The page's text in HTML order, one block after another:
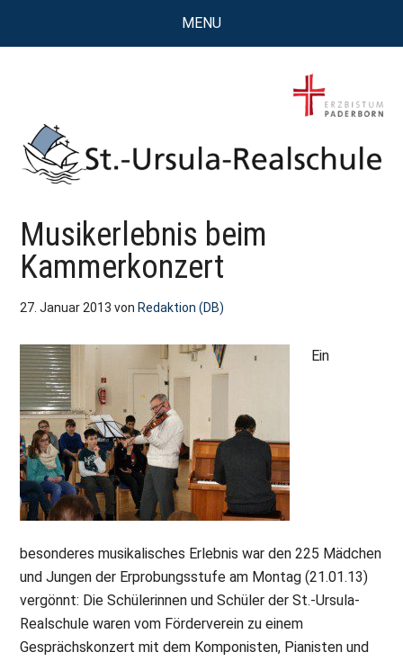
MENU
St.
Ursula
Realschule
Attendorn
Kompetenz,
Persönlichkeit,
Chancen
Musikerlebnis beim
Kammerkonzert
27. Januar 2013 von Redaktion (DB)
Ein
besonderes musikalisches Erlebnis war den 225 Mädchen
und Jungen der Erprobungsstufe am Montag (21.01.13)
vergönnt: Die Schülerinnen und Schüler der St.-Ursula-
Realschule waren vom Förderverein zu einem
Gesprächskonzert mit dem Komponisten, Pianisten und